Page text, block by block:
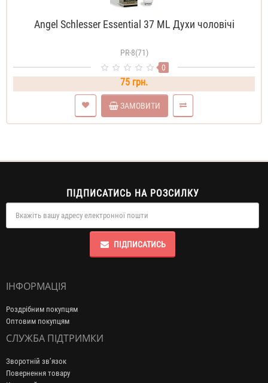
Angel Schlesser Essential 37 ML Духи чоловічі
PR-8(71)
0
75 грн.
ЗАМОВИТИ
ПІДПИСАТИСЬ НА РОЗСИЛКУ
ПІДПИСАТИСЬ
ІНФОРМАЦІЯ
Роздрібним покупцям
Оптовим покупцям
СЛУЖБА ПІДТРИМКИ
Зворотній зв’язок
Повернення товару